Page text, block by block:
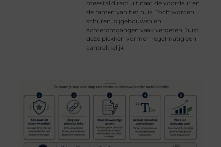
meestal direct uit naar de voordeur en
de ramen van het huis. Toch worden
schuren, bijgebouwen en
achteromgangen vaak vergeten. Juist
deze plekken vormen regelmatig een
aantrekkelijk